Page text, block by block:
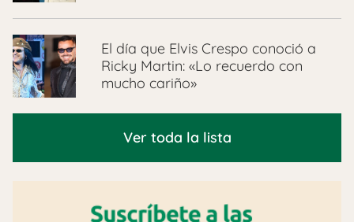
El día que Elvis Crespo conoció a
Ricky Martin: «Lo recuerdo con
mucho cariño»
Ver toda la lista